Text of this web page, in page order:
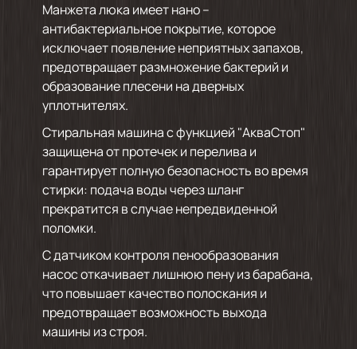
Манжета люка имеет нано –
антибактериальное покрытие, которое
исключает появление неприятных запахов,
предотвращает размножение бактерий и
образование плесени на дверных
уплотнителях.
Стиральная машина с функцией "АкваСтоп"
защищена от протечек и перелива и
гарантирует полную безопасность во время
стирки: подача воды через шланг
прекратится в случае непредвиденной
поломки.
С датчиком контроля пенообразования
насос откачивает лишнюю пену из барабана,
что повышает качество полоскания и
предотвращает возможность выхода
машины из строя.